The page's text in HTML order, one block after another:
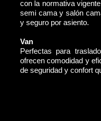
con la normativa
semi cama y salón
y seguro por asiento.
Van
Perfectas para
ofrecen comodidad y
de seguridad y confort